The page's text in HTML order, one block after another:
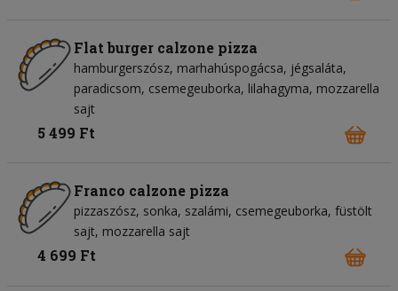
Flat burger calzone pizza
hamburgerszósz marhahúspogácsa jégsaláta
paradicsom csemegeuborka lilahagyma mozzarella
sajt
5 499 Ft
Franco calzone pizza
pizzaszósz sonka szalámi csemegeuborka füstölt
sajt mozzarella sajt
4 699 Ft